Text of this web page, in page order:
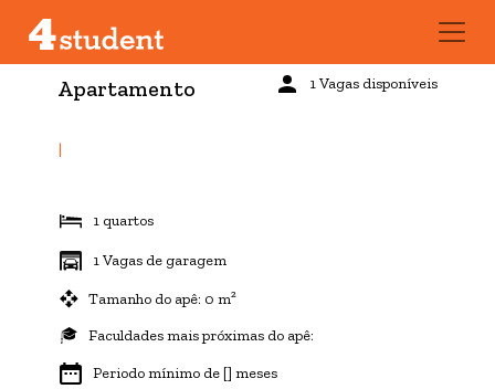
Apartamento
|
1 quartos
1 Vagas disponíveis
1 Vagas de garagem
Tamanho do apê: 0 m²
Faculdades mais próximas do apê:
Periodo mínimo de [] meses